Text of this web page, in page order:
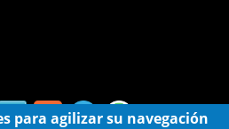
para agilizar su navegación